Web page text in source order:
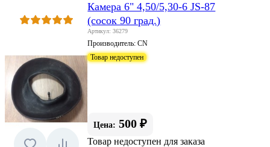
Кaмерa 6" 4,50/5,30-6 JS-87
(сосок 90 грaд.)
Артикул: 36279
Производитель:CN
Товар недоступен
Цена: 500 ₽
Товар недоступен для заказа